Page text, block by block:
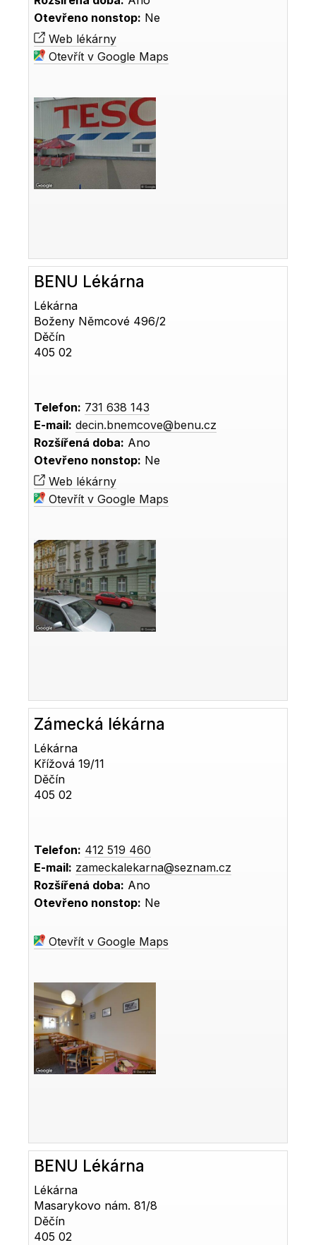
Otevřeno nonstop: Ne
Web lékárny
Otevřít v Google Maps
BENU Lékárna
Lékárna
Boženy Němcové 496/2
Děčín
405 02
Telefon: 731 638 143
E-mail: decin.bnemcove@benu.cz
Rozšířená doba: Ano
Otevřeno nonstop: Ne
Web lékárny
Otevřít v Google Maps
Zámecká lékárna
Lékárna
Křížová 19/11
Děčín
405 02
Telefon: 412 519 460
E-mail: zameckalekarna@seznam.cz
Rozšířená doba: Ano
Otevřeno nonstop: Ne
Otevřít v Google Maps
BENU Lékárna
Lékárna
Masarykovo nám. 81/8
Děčín
405 02